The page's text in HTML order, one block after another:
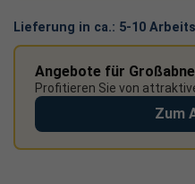
Lieferung in ca.: 5-10
Angebote für
Profitieren Sie von
Zum